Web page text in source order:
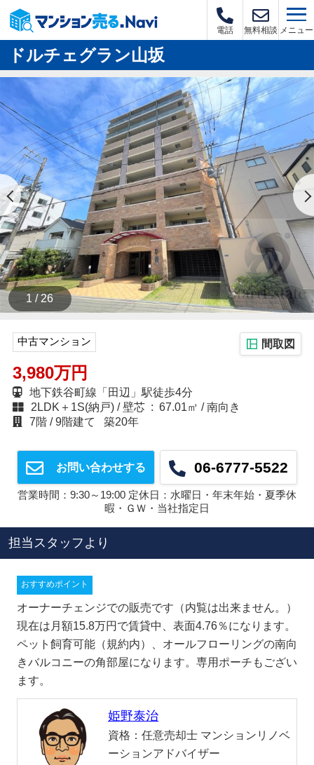
電話 無料相談 メニュー
ドルチェグラン山坂
1 / 26
中古マンション 間取図
3,980万円
地下鉄谷町線「田辺」駅徒歩4分
2LDK＋1S(納戸)
壁芯 : 67.01㎡
南向き
7階
9階建て 築20年
お問い合わせする 06-6777-5522
営業時間：9:30～19:00 定休日：水曜日・年末年始・夏季休
暇・ＧＷ・当社指定日
担当スタッフより
おすすめポイント
オーナーチェンジでの販売です（内覧は出来ません。）
現在は月額15.8万円で賃貸中、表面4.76％になります。
ペット飼育可能（規約内）、オールフローリングの南向
きバルコニーの角部屋になります。専用ポーチもござい
ます。
姫野泰治
資格：任意売却士 マンションリノベ
ーションアドバイザー